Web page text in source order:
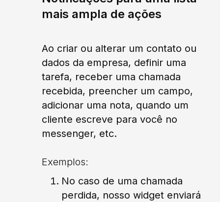
mais ampla de ações
Ao criar ou alterar um contato ou
dados da empresa, definir uma
tarefa, receber uma chamada
recebida, preencher um campo,
adicionar uma nota, quando um
cliente escreve para você no
messenger, etc.
Exemplos:
No caso de uma chamada
perdida, nosso widget enviará